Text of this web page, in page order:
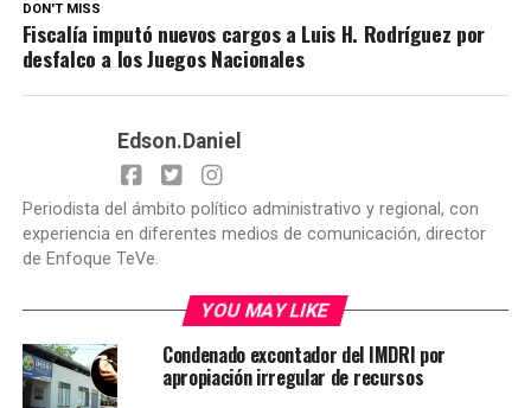
DON'T MISS
Fiscalía imputó nuevos cargos a Luis H. Rodríguez por
desfalco a los Juegos Nacionales
Edson.Daniel
Periodista del ámbito político administrativo y regional, con
experiencia en diferentes medios de comunicación, director
de Enfoque TeVe.
YOU MAY LIKE
Condenado excontador del IMDRI por
apropiación irregular de recursos